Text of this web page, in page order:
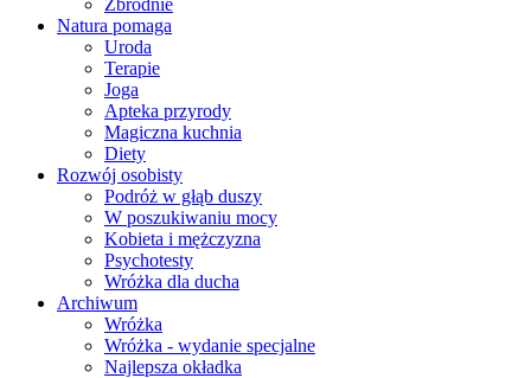
Zbrodnie
Natura pomaga
Uroda
Terapie
Joga
Apteka przyrody
Magiczna kuchnia
Diety
Rozwój osobisty
Podróż w głąb duszy
W poszukiwaniu mocy
Kobieta i mężczyzna
Psychotesty
Wróżka dla ducha
Archiwum
Wróżka
Wróżka - wydanie specjalne
Najlepsza okładka